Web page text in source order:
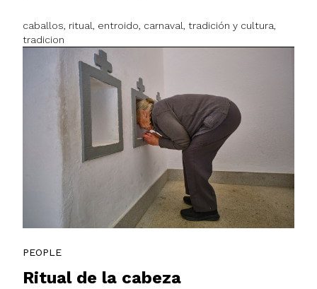
caballos, ritual, entroido, carnaval, tradición y cultura,
tradicion
PEOPLE
Ritual de la cabeza